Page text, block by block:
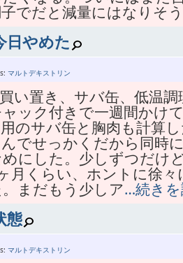
でだと減量にはなりそ
日やめた
マルトデキストリン
い置き、サバ缶、低温
ック付きで一週間かけ
のサバ缶と胸肉も計算
でせっかくだから同時
にした。少しずつだけ
月くらい、ホントに徐
まだもう少しア…続き
態
マルトデキストリン